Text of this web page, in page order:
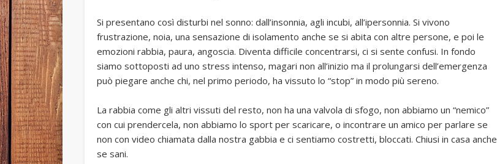
Si presentano così disturbi nel sonno: dall’insonnia, agli incubi, all’ipersonnia. Si vivono
frustrazione, noia, una sensazione di isolamento anche se si abita con altre persone, e poi le
emozioni rabbia, paura, angoscia. Diventa difficile concentrarsi, ci si sente confusi. In fondo
siamo sottoposti ad uno stress intenso, magari non all’inizio ma il prolungarsi dell’emergenza
può piegare anche chi, nel primo periodo, ha vissuto lo “stop” in modo più sereno.
La rabbia come gli altri vissuti del resto, non ha una valvola di sfogo, non abbiamo un “nemico”
con cui prendercela, non abbiamo lo sport per scaricare, o incontrare un amico per parlare se
non con video chiamata dalla nostra gabbia e ci sentiamo costretti, bloccati. Chiusi in casa anche
se sani.